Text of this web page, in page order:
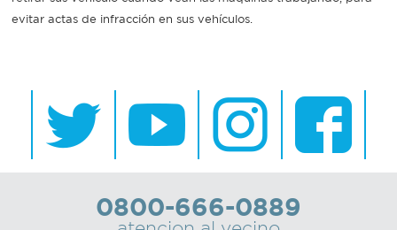
evitar actas de infracción en sus vehículos.
0800-666-0889